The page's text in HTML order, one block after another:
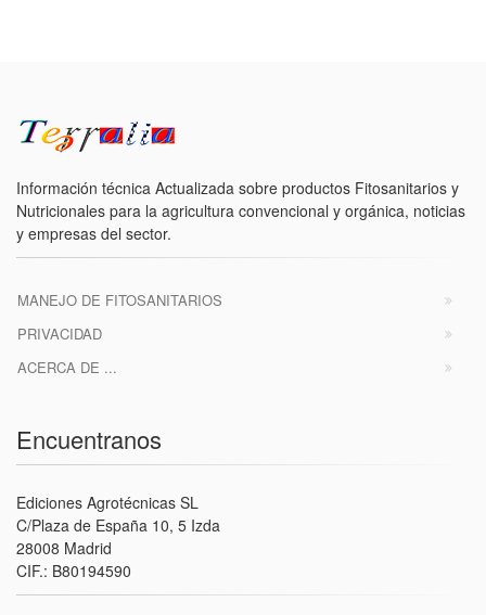
Información técnica Actualizada sobre productos Fitosanitarios y
Nutricionales para la agricultura convencional y orgánica, noticias
y empresas del sector.
MANEJO DE FITOSANITARIOS
PRIVACIDAD
ACERCA DE ...
Encuentranos
Ediciones Agrotécnicas SL
C/Plaza de España 10, 5 Izda
28008 Madrid
CIF.: B80194590